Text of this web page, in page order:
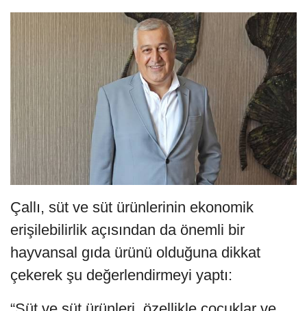
Çallı, süt ve süt ürünlerinin ekonomik
erişilebilirlik açısından da önemli bir
hayvansal gıda ürünü olduğuna dikkat
çekerek şu değerlendirmeyi yaptı: